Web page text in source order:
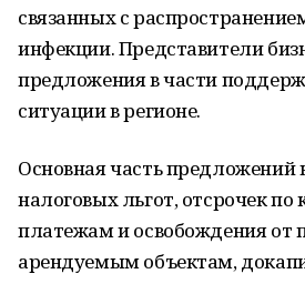
связанных с
инфекции. Представители
предложения в части
ситуации в регионе.
Основная часть предложений
налоговых льгот, отсрочек
платежам и освобождения от
арендуемым объектам,